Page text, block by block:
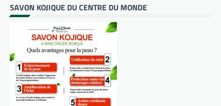
SAVON KOJIQUE DU CENTRE DU MONDE